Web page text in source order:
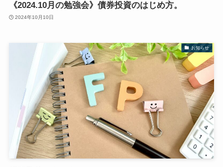
《2024.10月の勉強会》債券投資のはじめ方。
2024年10月10日
お知らせ